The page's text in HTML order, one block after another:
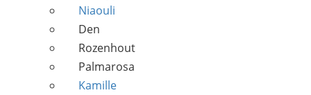
Niaouli
Den
Rozenhout
Palmarosa
Kamille